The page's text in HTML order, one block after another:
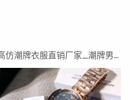
高仿潮牌衣服直销厂家_潮牌男装高仿货源